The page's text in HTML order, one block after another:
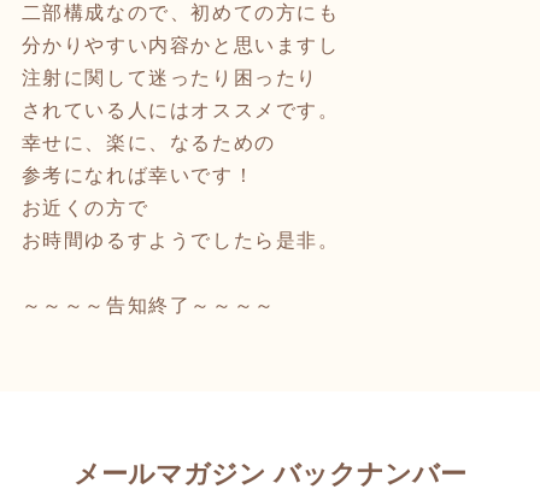
二部構成なので、初めての方にも
分かりやすい内容かと思いますし
注射に関して迷ったり困ったり
されている人にはオススメです。
幸せに、楽に、なるための
参考になれば幸いです！
お近くの方で
お時間ゆるすようでしたら是非。
～～～～告知終了～～～～
メールマガジン バックナンバー